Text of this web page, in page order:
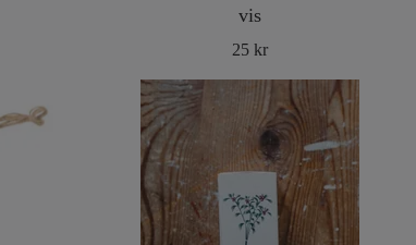
vis
25 kr